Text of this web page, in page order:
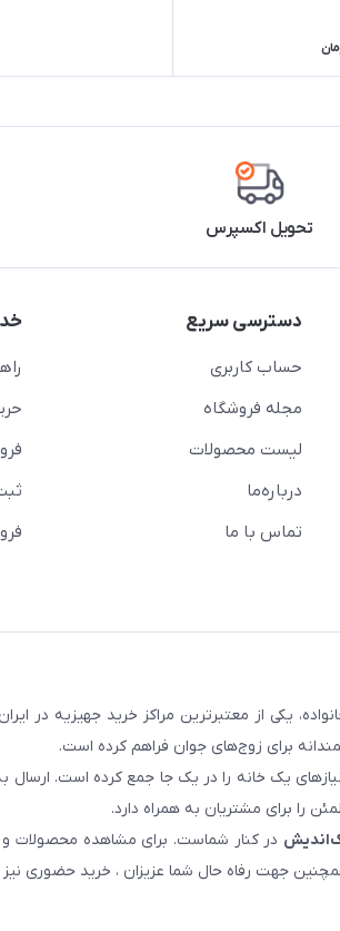
تحویل اکسپرس
دسترسی سریع
حساب کاربری
مجله فروشگاه
لیست محصولات
درباره‌ما
تماس با ما
سابقه و اعتماد بیش از ۵۰ هزار خانواده، یکی از معتبرترین مراکز
برای زوج‌های جوان فراهم کرده است.
یک خانه را در یک جا جمع کرده است. ارسال
را برای مشتریان به همراه دارد.
در کنار شماست. برای مشاهده محصولات و
جهت رفاه حال شما عزیزان ، خرید حضوری نیز